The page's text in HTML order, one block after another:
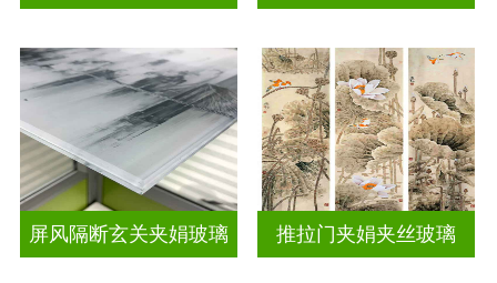
屏风隔断玄关夹娟玻璃 推拉门夹娟夹丝玻璃